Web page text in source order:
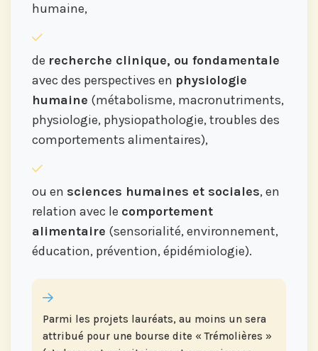
humaine,
de recherche clinique, ou fondamentale
avec des perspectives en physiologie
humaine (métabolisme, macronutriments,
physiologie, physiopathologie, troubles des
comportements alimentaires),
ou en sciences humaines et sociales, en
relation avec le comportement
alimentaire (sensorialité, environnement,
éducation, prévention, épidémiologie).
Parmi les projets lauréats, au moins un sera
attribué pour une bourse dite « Trémolières »